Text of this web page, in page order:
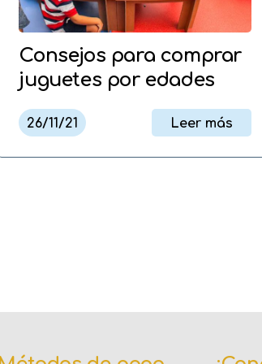
Consejos para comprar
juguetes por edades
26/11/21 Leer más